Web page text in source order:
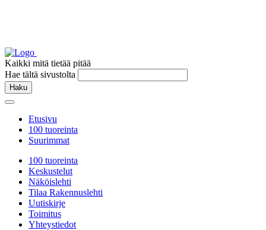
Kaikki mitä tietää pitää
Hae tältä sivustolta
Haku
Etusivu
100 tuoreinta
Suurimmat
100 tuoreinta
Keskustelut
Näköislehti
Tilaa Rakennuslehti
Uutiskirje
Toimitus
Yhteystiedot